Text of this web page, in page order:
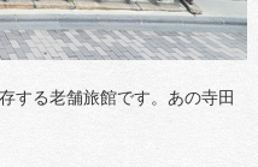
する老舗旅館です。あの寺田